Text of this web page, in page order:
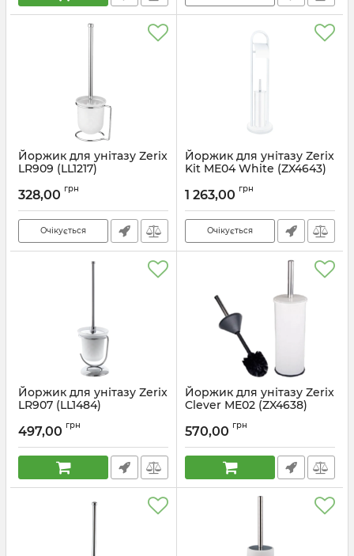
Йоржик для унітазу Zerix
LR909 (LL1217)
328,00 грн
Очікується
Йоржик для унітазу Zerix
Kit ME04 White (ZX4643)
1 263,00 грн
Очікується
Йоржик для унітазу Zerix
LR907 (LL1484)
497,00 грн
Йоржик для унітазу Zerix
Clever ME02 (ZX4638)
570,00 грн